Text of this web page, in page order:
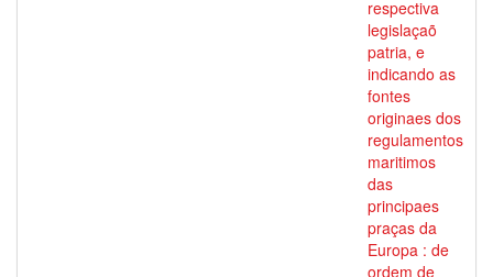
respectiva
legislaçaõ
patria, e
indicando as
fontes
originaes dos
regulamentos
maritimos
das
principaes
praças da
Europa : de
ordem de